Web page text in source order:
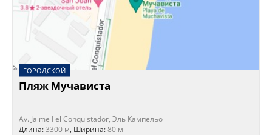
ГОРОДСКОЙ
Пляж Мучависта
Av. Jaime I el Conquistador, Эль Кампельо
Длина:3300 м, Ширина:80 м